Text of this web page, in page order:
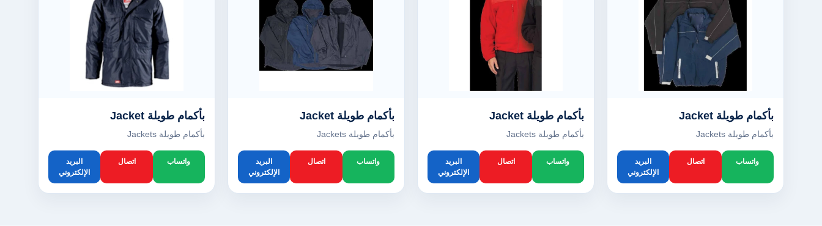
بأكمام طويلة Jacket
بأكمام طويلة Jackets
واتساب اتصال
البريد
الإلكتروني
بأكمام طويلة Jacket
بأكمام طويلة Jackets
واتساب اتصال
البريد
الإلكتروني
بأكمام طويلة Jacket
بأكمام طويلة Jackets
واتساب اتصال
البريد
الإلكتروني
بأكمام طويلة Jacket
بأكمام طويلة Jackets
واتساب اتصال
البريد
الإلكتروني